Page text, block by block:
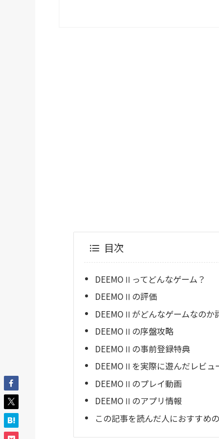
目次
DEEMOⅡってどんなゲーム？
DEEMOⅡの評価
DEEMOⅡがどんなゲームなのか
DEEMOⅡの序盤攻略
DEEMOⅡの事前登録特典
DEEMOⅡを実際に遊んだレビュ
DEEMOⅡのプレイ動画
DEEMOⅡのアプリ情報
この記事を読んだ人におすすめ